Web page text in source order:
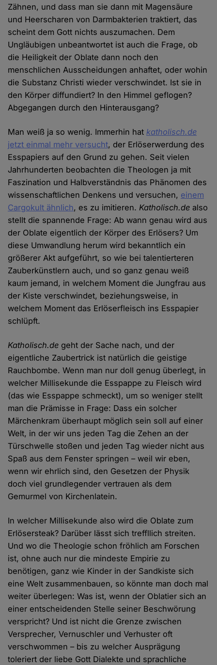
Zähnen, und dass man sie dann mit Magensäure
und Heerscharen von Darmbakterien traktiert, das
scheint dem Gott nichts auszumachen. Dem
Ungläubigen unbeantwortet ist auch die Frage, ob
die Heiligkeit der Oblate dann noch den
menschlichen Ausscheidungen anhaftet, oder wohin
die Substanz Christi wieder verschwindet. Ist sie in
den Körper diffundiert? In den Himmel geflogen?
Abgegangen durch den Hinterausgang?
Man weiß ja so wenig. Immerhin hatkatholisch.de
jetzt einmal mehr versucht, der Erlöserwerdung des
Esspapiers auf den Grund zu gehen. Seit vielen
Jahrhunderten beobachten die Theologen ja mit
Faszination und Halbverständnis das Phänomen des
wissenschaftlichen Denkens und versuchen, einem
Cargokult ähnlich, es zu imitieren.Katholisch.de also
stellt die spannende Frage: Ab wann genau wird aus
der Oblate eigentlich der Körper des Erlösers? Um
diese Umwandlung herum wird bekanntlich ein
größerer Akt aufgeführt, so wie bei talentierteren
Zauberkünstlern auch, und so ganz genau weiß
kaum jemand, in welchem Moment die Jungfrau aus
der Kiste verschwindet, beziehungsweise, in
welchem Moment das Erlöserfleisch ins Esspapier
schlüpft.
Katholisch.de geht der Sache nach, und der
eigentliche Zaubertrick ist natürlich die geistige
Rauchbombe. Wenn man nur doll genug überlegt, in
welcher Millisekunde die Esspappe zu Fleisch wird
(das wie Esspappe schmeckt), um so weniger stellt
man die Prämisse in Frage: Dass ein solcher
Märchenkram überhaupt möglich sein soll auf einer
Welt, in der wir uns jeden Tag die Zehen an der
Türschwelle stoßen und jeden Tag wieder nicht aus
Spaß aus dem Fenster springen – weil wir eben,
wenn wir ehrlich sind, den Gesetzen der Physik
doch viel grundlegender vertrauen als dem
Gemurmel von Kirchenlatein.
In welcher Millisekunde also wird die Oblate zum
Erlösersteak? Darüber lässt sich treffllich streiten.
Und wo die Theologie schon fröhlich am Forschen
ist, ohne auch nur die mindeste Empirie zu
benötigen, ganz wie Kinder in der Sandkiste sich
eine Welt zusammenbauen, so könnte man doch mal
weiter überlegen: Was ist, wenn der Oblatier sich an
einer entscheidenden Stelle seiner Beschwörung
verspricht? Und ist nicht die Grenze zwischen
Versprecher, Vernuschler und Verhuster oft
verschwommen – bis zu welcher Ausprägung
toleriert der liebe Gott Dialekte und sprachliche